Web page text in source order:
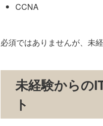
CCNA
必須ではありませんが、未
未経験からの
ト